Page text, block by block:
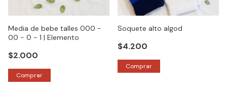
Media de bebe talles 000 -
00 - 0 - 1 | Elemento
$2.000
Comprar
Soquete alto algod
$4.200
Comprar